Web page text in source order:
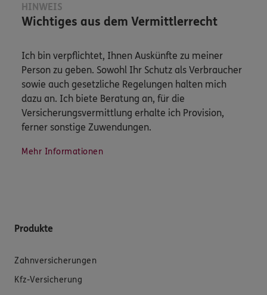
HINWEIS
Wichtiges aus dem Vermittlerrecht
Ich bin verpflichtet, Ihnen Auskünfte zu meiner
Person zu geben. Sowohl Ihr Schutz als Verbraucher
sowie auch gesetzliche Regelungen halten mich
dazu an. Ich biete Beratung an, für die
Versicherungsvermittlung erhalte ich Provision,
ferner sonstige Zuwendungen.
Mehr Informationen
Produkte
Zahnversicherungen
Kfz-Versicherung